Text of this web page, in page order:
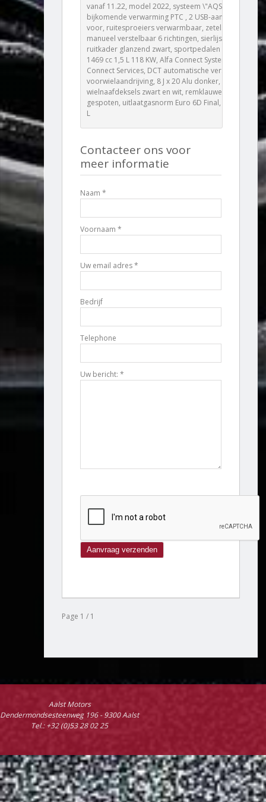
vanaf 11.22, model 2022, systeem \"AQS\",
bijkomende verwarming PTC , 2 USB-aansluitingen
voor, ruitesproeiers verwarmbaar, zetels voor
manueel verstelbaar 6 richtingen, sierlijsten
ruitkader glanzend zwart, sportpedalen aluminium,
1469 cc 1,5 L 118 KW, Alfa Connect System, Alfa
Connect Services, DCT automatische versnellingsbak,
voorwielaandrijving, 8 J x 20 Alu donker,
wielnaafdeksels zwart en wit, remklauwen rood
gespoten, uitlaatgasnorm Euro 6D Final, parelmoer 3
L
Contacteer ons voor
meer informatie
Naam *
Voornaam *
Uw email adres *
Bedrijf
Telephone
Uw bericht: *
Page 1 / 1
Aalst Motors
Dendermondsesteenweg 196 - 9300 Aalst
Tel.: +32 (0)53 28 02 25